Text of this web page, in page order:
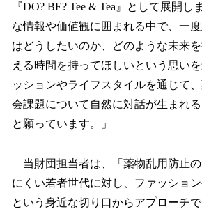
『DO? BE? Tee & Tea』として展開し
な情報や価値観に囲まれる中で、一
はどうしたいのか、どのような未来
える時間を持ってほしいという思い
ッションやライフスタイルを通じて
会課題について自然に対話が生まれ
と願っています。」
当財団担当者は、「薬物乱用防止
にくい若者世代に対し、ファッショ
という身近な切り口からアプローチ